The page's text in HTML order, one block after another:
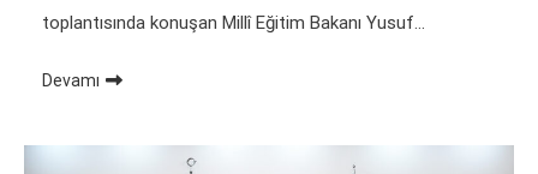
toplantısında konuşan Millî Eğitim Bakanı Yusuf…
Devamı